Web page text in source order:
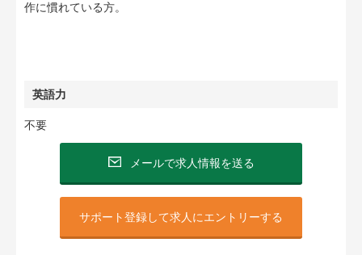
作に慣れている方。
英語力
不要
メールで求人情報を送る
サポート登録して求人にエントリーする